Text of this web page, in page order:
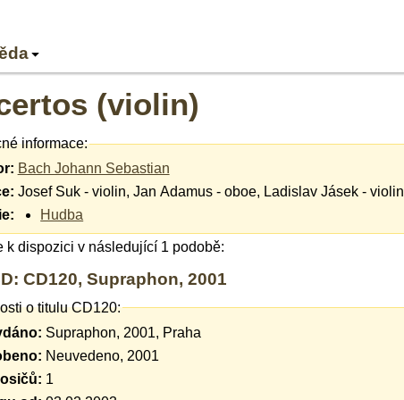
(violin)
informace:
Bach Johann Sebastian
Josef Suk - violin, Jan Adamus - oboe, Ladislav Jásek - violin
Hudba
k dispozici v následující 1 podobě:
CD120, Supraphon, 2001
o titulu CD120:
Supraphon, 2001, Praha
Neuvedeno, 2001
1